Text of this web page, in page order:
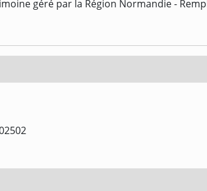
géré par la Région Normandie -